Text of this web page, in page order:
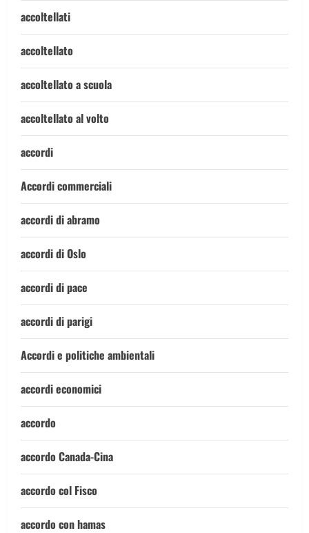
accoltellati
accoltellato
accoltellato a scuola
accoltellato al volto
accordi
Accordi commerciali
accordi di abramo
accordi di Oslo
accordi di pace
accordi di parigi
Accordi e politiche ambientali
accordi economici
accordo
accordo Canada-Cina
accordo col Fisco
accordo con hamas